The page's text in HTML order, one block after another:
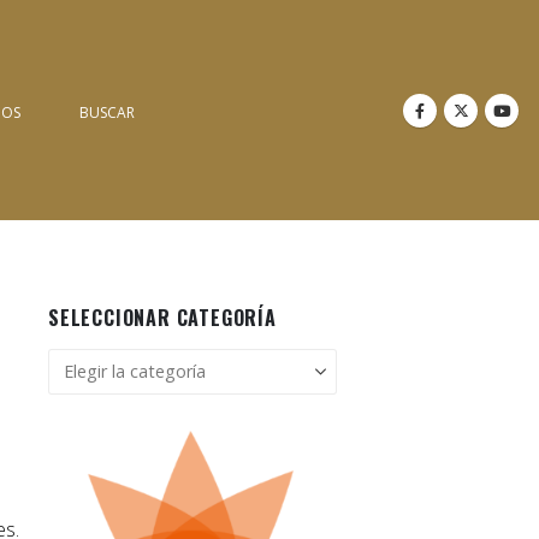
BUSCAR
SELECCIONAR CATEGORÍA
Seleccionar
categoría